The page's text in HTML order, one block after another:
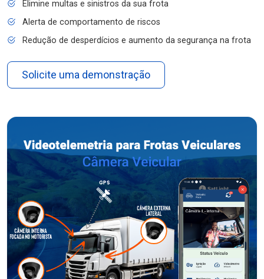
Elimine multas e sinistros da sua frota
Alerta de comportamento de riscos
Redução de desperdícios e aumento da segurança na frota
Solicite uma demonstração